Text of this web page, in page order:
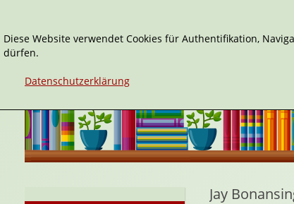
Jay
Diese Website verwendet Cookies für Authentifikation,
dürfen.
Datenschutzerklärung